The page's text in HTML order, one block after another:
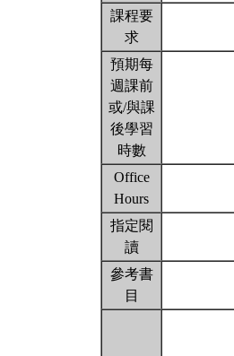
課程要
求
預期每
週課前
或/與課
後學習
時數
Office
Hours
指定閱
讀
參考書
目